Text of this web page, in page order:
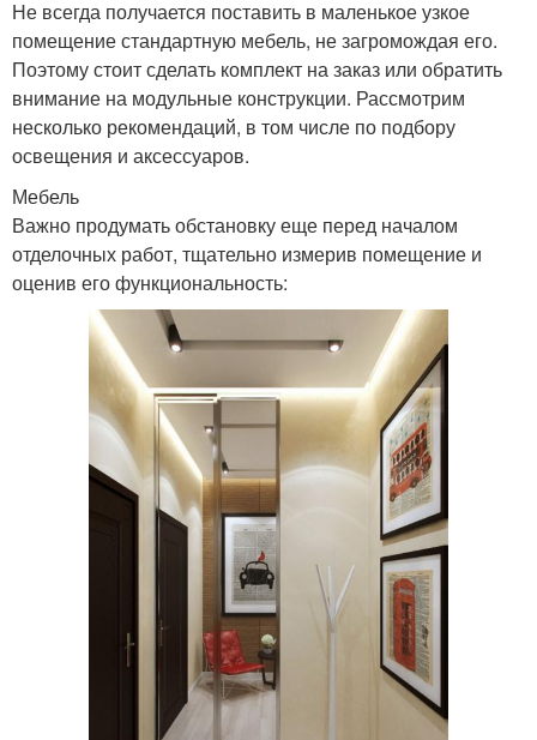
Не всегда получается поставить в маленькое узкое
помещение стандартную мебель, не загромождая его.
Поэтому стоит сделать комплект на заказ или обратить
внимание на модульные конструкции. Рассмотрим
несколько рекомендаций, в том числе по подбору
освещения и аксессуаров.
Мебель
Важно продумать обстановку еще перед началом
отделочных работ, тщательно измерив помещение и
оценив его функциональность: